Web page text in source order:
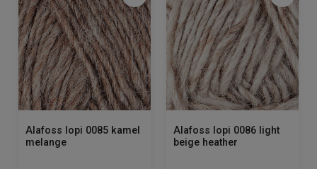
Alafoss lopi 0085 kamel
melange
Alafoss lopi 0086 light
beige heather